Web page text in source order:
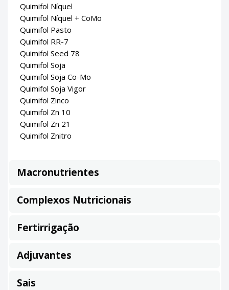
Quimifol Níquel
Quimifol Níquel + CoMo
Quimifol Pasto
Quimifol RR-7
Quimifol Seed 78
Quimifol Soja
Quimifol Soja Co-Mo
Quimifol Soja Vigor
Quimifol Zinco
Quimifol Zn 10
Quimifol Zn 21
Quimifol Znitro
Macronutrientes
Complexos Nutricionais
Fertirrigação
Adjuvantes
Sais